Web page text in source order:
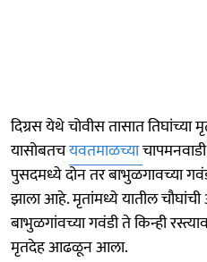
दिग्रस येथे चोवीस तासात तिघांच्या
यासोबतचयवतमाळच्या
पुसदमध्ये दोन तर बाभुळगावच्या
झाला आहे. मृतांमध्ये यातील
बाभुळगांवच्या गवंडी ते किन्ही
मृतदेह आढळून आला.